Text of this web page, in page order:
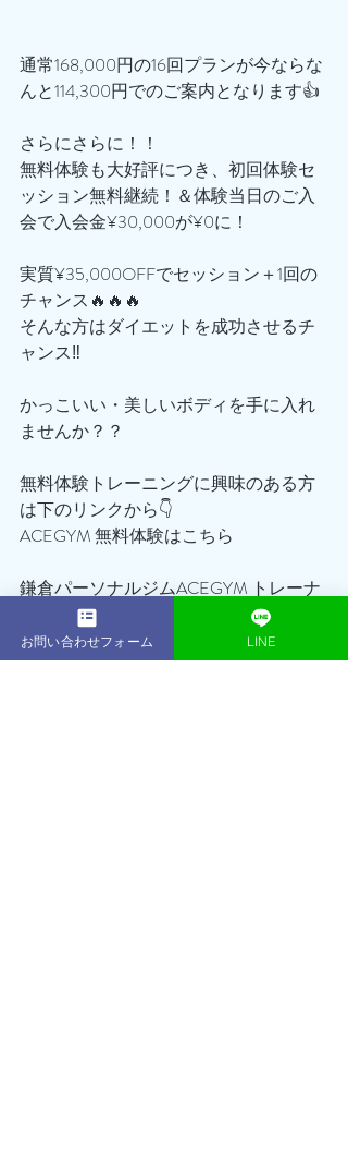
通常168,000円の16回プランが今ならな
んと114,300円でのご案内となります👍
さらにさらに！！
無料体験も大好評につき、初回体験セ
ッション無料継続！＆体験当日のご入
会で入会金¥30,000が¥0に！
実質¥35,000OFFでセッション＋1回の
チャンス🔥🔥🔥
そんな方はダイエットを成功させるチ
ャンス‼️
かっこいい・美しいボディを手に入れ
ませんか？？
無料体験トレーニングに興味のある方
は下のリンクから👇
ACEGYM 無料体験はこちら
鎌倉パーソナルジムACEGYM トレーナ
お問い合わせフォーム LINE